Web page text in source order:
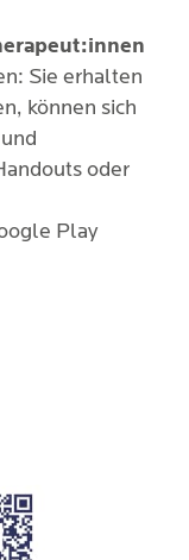
Sie erhalten
können sich
oder
Play